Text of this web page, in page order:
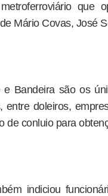
que
Mário Covas, José
e Bandeira são os
entre doleiros,
de conluio para
indiciou